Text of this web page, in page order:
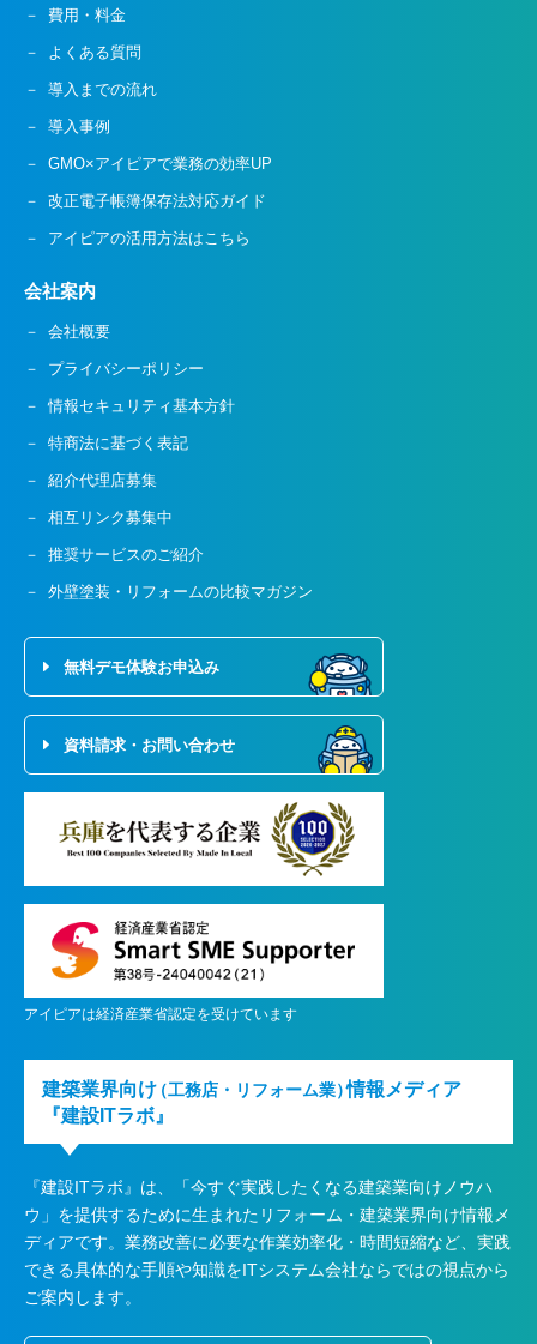
費用・料金
よくある質問
導入までの流れ
導入事例
GMO×アイピアで業務の効率UP
改正電子帳簿保存法対応ガイド
アイピアの活用方法はこちら
会社案内
会社概要
プライバシーポリシー
情報セキュリティ基本方針
特商法に基づく表記
紹介代理店募集
相互リンク募集中
推奨サービスのご紹介
外壁塗装・リフォームの比較マガジン
無料デモ体験お申込み
資料請求・お問い合わせ
アイピアは経済産業省認定を受けています
建築業界向け（工務店・リフォーム業）情報メディア
『建設ITラボ』
『建設ITラボ』は、
「今すぐ実践したくなる建築業向けノウハ
ウ」を提供するために生まれたリフォーム・建築業界向け情報メ
ディアです。業務改善に必要な作業効率化・時間短縮など、実践
できる具体的な手順や知識をITシステム会社ならではの視点から
ご案内します。